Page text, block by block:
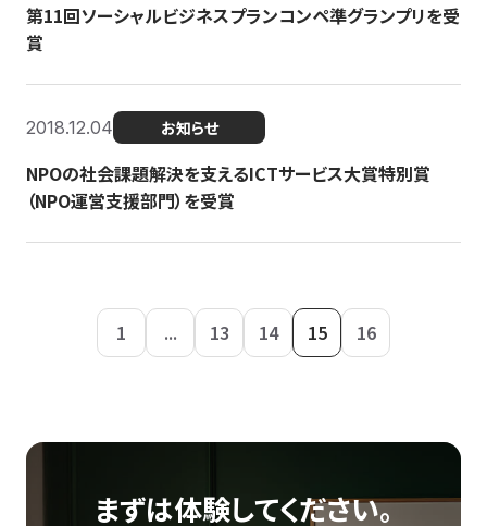
第11回ソーシャルビジネスプランコンペ準グランプリを受
賞
2018.12.04 お知らせ
NPOの社会課題解決を支えるICTサービス大賞特別賞
（NPO運営支援部門）を受賞
1 ... 13 14 15 16
まずは体験してください。